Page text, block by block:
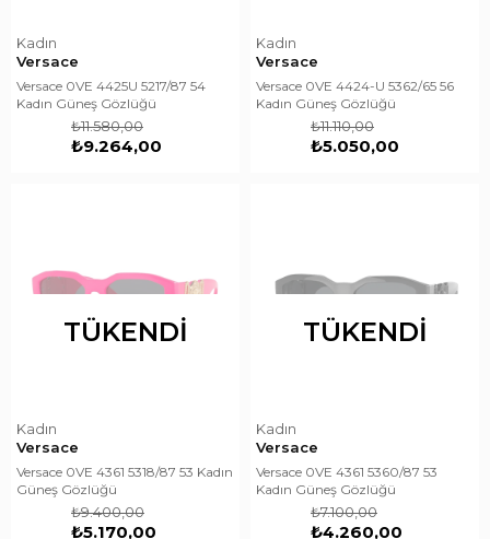
Kadın
Versace
Versace 0VE 4425U 5217/87 54
Kadın Güneş Gözlüğü
₺9.264,00
₺11.580,00
Kadın
Versace
Versace 0VE 4424-U 5362/65 56
Kadın Güneş Gözlüğü
₺5.050,00
₺11.110,00
TÜKENDI
Kadın
Versace
Versace 0VE 4361 5318/87 53 Kadın
Güneş Gözlüğü
₺5.170,00
₺9.400,00
TÜKENDI
Kadın
Versace
Versace 0VE 4361 5360/87 53
Kadın Güneş Gözlüğü
₺4.260,00
₺7.100,00